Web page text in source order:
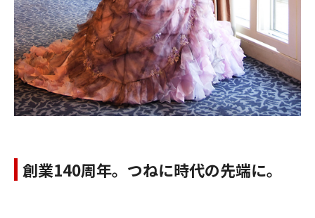
創業140周年。つねに時代の先端に。